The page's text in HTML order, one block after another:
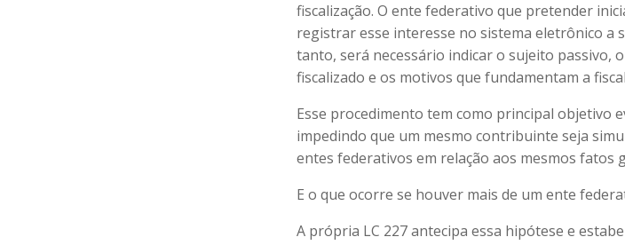
fiscalização. O ente federativo que pretender
registrar esse interesse no sistema eletrônico a
tanto, será necessário indicar o sujeito passivo,
fiscalizado e os motivos que fundamentam a
Esse procedimento tem como principal objetivo
impedindo que um mesmo contribuinte seja
entes federativos em relação aos mesmos fatos
E o que ocorre se houver mais de um ente
A própria LC 227 antecipa essa hipótese e